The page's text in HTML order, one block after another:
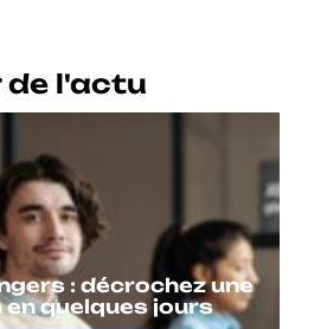
de l'actu
: décrochez une
en quelques jours